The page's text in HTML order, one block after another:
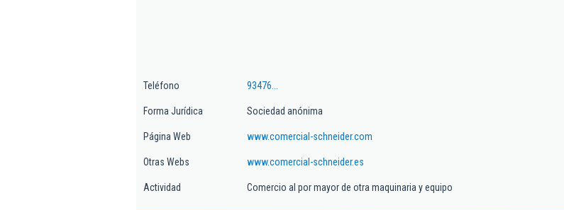
Teléfono 93476...
Forma Jurídica Sociedad anónima
Página Web www.comercial-schneider.com
Otras Webs www.comercial-schneider.es
Actividad Comercio al por mayor de otra maquinaria y equipo